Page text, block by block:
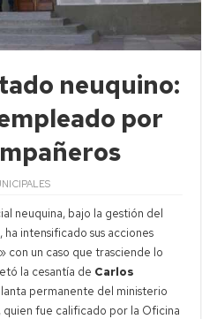
neuquino:
por
neuquina, bajo la gestión del
, ha intensificado sus acciones
con un caso que trasciende lo
la cesantía de Carlos
permanente del ministerio
fue calificado por la Oficina